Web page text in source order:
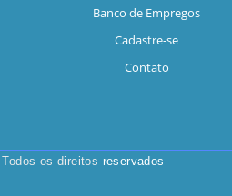
Banco de Empregos
Cadastre-se
Contato
os direitos reservados